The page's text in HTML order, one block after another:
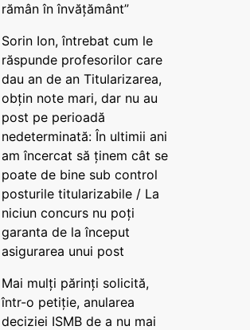
rămân în învățământ”
Sorin Ion, întrebat cum le
răspunde profesorilor care
dau an de an Titularizarea,
obțin note mari, dar nu au
post pe perioadă
nedeterminată: În ultimii ani
am încercat să ținem cât se
poate de bine sub control
posturile titularizabile / La
niciun concurs nu poți
garanta de la început
asigurarea unui post
Mai mulți părinți solicită,
într-o petiție, anularea
deciziei ISMB de a nu mai